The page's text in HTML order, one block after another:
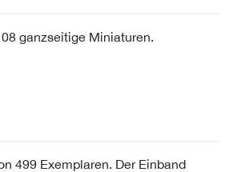
ganzseitige Miniaturen.
499 Exemplaren. Der Einband